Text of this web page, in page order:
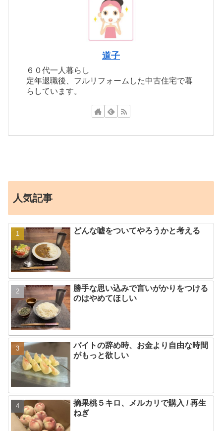
道子
６０代一人暮らし
定年退職後、フルリフォームした中古住宅で暮
らしています。
人気記事
どんな嘘をついてやろうかと考える
勝手な思い込みで言いがかりをつける
のはやめてほしい
バイトの辞め時、お金より自由な時間
がもっと欲しい
摘果桃５キロ、メルカリで購入 / 再生
ねぎ